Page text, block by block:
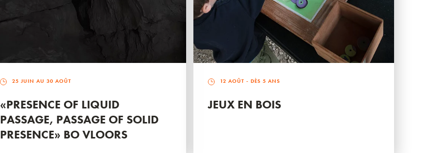
25 JUIN AU 30 AOÛT
«PRESENCE OF LIQUID
PASSAGE, PASSAGE OF SOLID
PRESENCE» BO VLOORS
12 AOÛT - DÈS 5 ANS
JEUX EN BOIS